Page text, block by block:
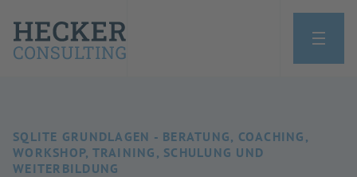
SQLITE GRUNDLAGEN - BERATUNG, COACHING,
WORKSHOP, TRAINING, SCHULUNG UND
WEITERBILDUNG